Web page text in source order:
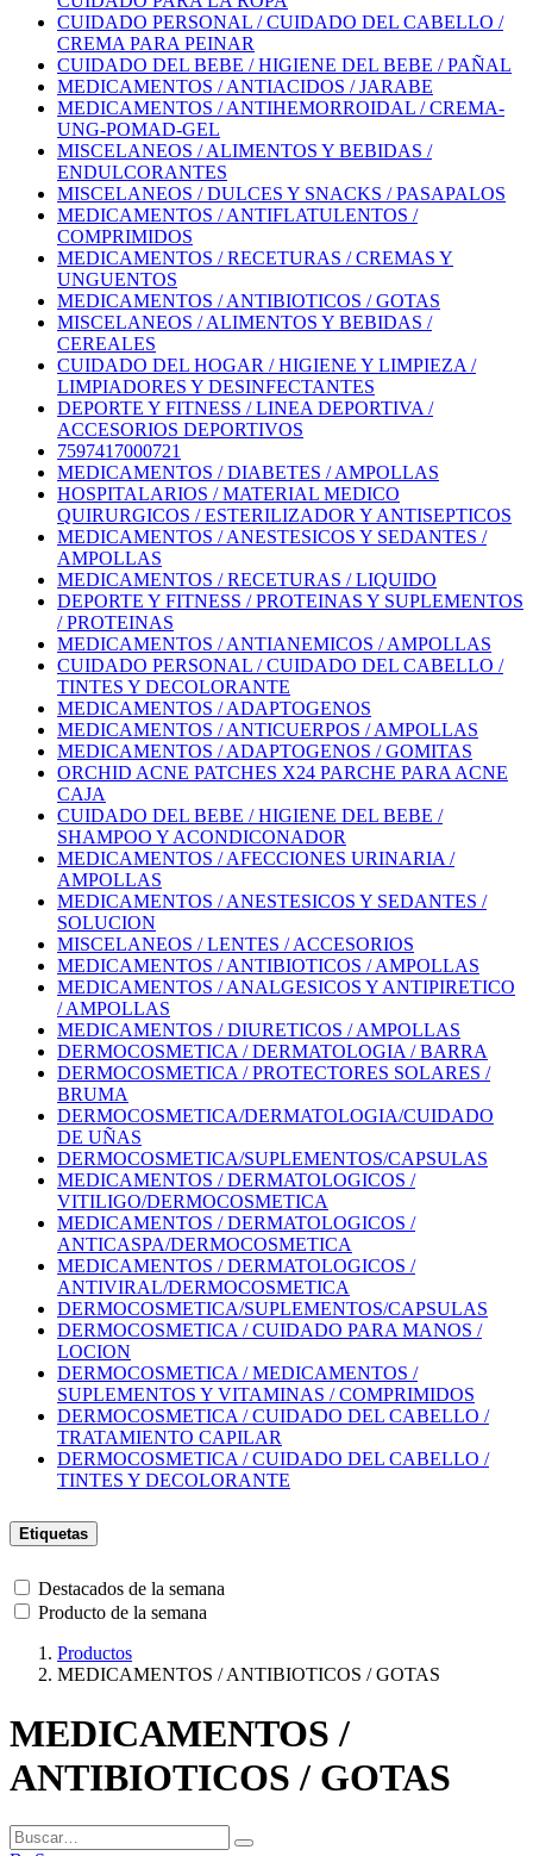
CUIDADO PERSONAL / CUIDADO DEL CABELLO /
CREMA PARA PEINAR
CUIDADO DEL BEBE / HIGIENE DEL BEBE / PAÑAL
MEDICAMENTOS / ANTIACIDOS / JARABE
MEDICAMENTOS / ANTIHEMORROIDAL / CREMA-
UNG-POMAD-GEL
MISCELANEOS / ALIMENTOS Y BEBIDAS /
ENDULCORANTES
MISCELANEOS / DULCES Y SNACKS / PASAPALOS
MEDICAMENTOS / ANTIFLATULENTOS /
COMPRIMIDOS
MEDICAMENTOS / RECETURAS / CREMAS Y
UNGUENTOS
MEDICAMENTOS / ANTIBIOTICOS / GOTAS
MISCELANEOS / ALIMENTOS Y BEBIDAS /
CEREALES
CUIDADO DEL HOGAR / HIGIENE Y LIMPIEZA /
LIMPIADORES Y DESINFECTANTES
DEPORTE Y FITNESS / LINEA DEPORTIVA /
ACCESORIOS DEPORTIVOS
7597417000721
MEDICAMENTOS / DIABETES / AMPOLLAS
HOSPITALARIOS / MATERIAL MEDICO
QUIRURGICOS / ESTERILIZADOR Y ANTISEPTICOS
MEDICAMENTOS / ANESTESICOS Y SEDANTES /
AMPOLLAS
MEDICAMENTOS / RECETURAS / LIQUIDO
DEPORTE Y FITNESS / PROTEINAS Y SUPLEMENTOS
/ PROTEINAS
MEDICAMENTOS / ANTIANEMICOS / AMPOLLAS
CUIDADO PERSONAL / CUIDADO DEL CABELLO /
TINTES Y DECOLORANTE
MEDICAMENTOS / ADAPTOGENOS
MEDICAMENTOS / ANTICUERPOS / AMPOLLAS
MEDICAMENTOS / ADAPTOGENOS / GOMITAS
ORCHID ACNE PATCHES X24 PARCHE PARA ACNE
CAJA
CUIDADO DEL BEBE / HIGIENE DEL BEBE /
SHAMPOO Y ACONDICONADOR
MEDICAMENTOS / AFECCIONES URINARIA /
AMPOLLAS
MEDICAMENTOS / ANESTESICOS Y SEDANTES /
SOLUCION
MISCELANEOS / LENTES / ACCESORIOS
MEDICAMENTOS / ANTIBIOTICOS / AMPOLLAS
MEDICAMENTOS / ANALGESICOS Y ANTIPIRETICO
/ AMPOLLAS
MEDICAMENTOS / DIURETICOS / AMPOLLAS
DERMOCOSMETICA / DERMATOLOGIA / BARRA
DERMOCOSMETICA / PROTECTORES SOLARES /
BRUMA
DERMOCOSMETICA/DERMATOLOGIA/CUIDADO
DE UÑAS
DERMOCOSMETICA/SUPLEMENTOS/CAPSULAS
MEDICAMENTOS / DERMATOLOGICOS /
VITILIGO/DERMOCOSMETICA
MEDICAMENTOS / DERMATOLOGICOS /
ANTICASPA/DERMOCOSMETICA
MEDICAMENTOS / DERMATOLOGICOS /
ANTIVIRAL/DERMOCOSMETICA
DERMOCOSMETICA/SUPLEMENTOS/CAPSULAS
DERMOCOSMETICA / CUIDADO PARA MANOS /
LOCION
DERMOCOSMETICA / MEDICAMENTOS /
SUPLEMENTOS Y VITAMINAS / COMPRIMIDOS
DERMOCOSMETICA / CUIDADO DEL CABELLO /
TRATAMIENTO CAPILAR
DERMOCOSMETICA / CUIDADO DEL CABELLO /
TINTES Y DECOLORANTE
Etiquetas
Destacados de la semana
Producto de la semana
Productos
MEDICAMENTOS / ANTIBIOTICOS / GOTAS
MEDICAMENTOS /
ANTIBIOTICOS / GOTAS